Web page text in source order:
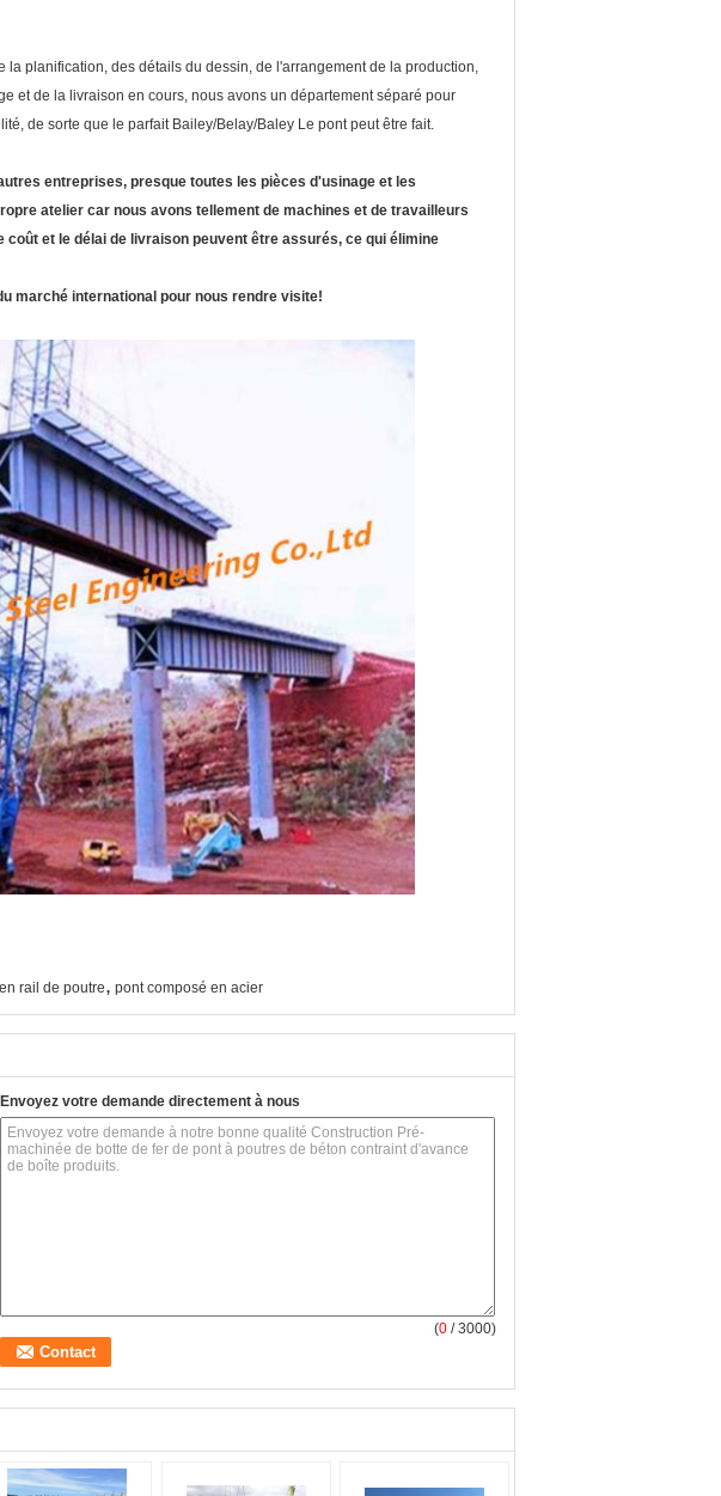
la planification, des détails du dessin, de l'arrangement de la production,
et de la livraison en cours, nous avons un département séparé pour
de sorte que le parfait Bailey/Belay/Baley Le pont peut être fait.
entreprises, presque toutes les pièces d'usinage et les
atelier car nous avons tellement de machines et de travailleurs
et le délai de livraison peuvent être assurés, ce qui élimine
marché international pour nous rendre visite!
rail de poutre, pont composé en acier
Envoyez votre demande directement à nous
(0 / 3000)